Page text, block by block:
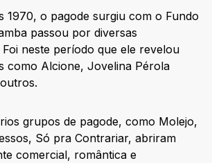
1970, o pagode surgiu com o Fundo
passou por diversas
neste período que ele revelou
como Alcione, Jovelina Pérola
grupos de pagode, como Molejo,
Só pra Contrariar, abriram
comercial, romântica e